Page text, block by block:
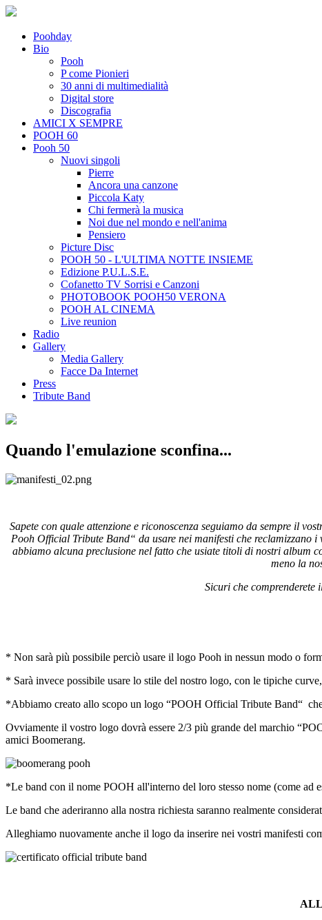
Poohday
Bio
Pooh
P come Pionieri
30 anni di multimedialità
Digital store
Discografia
AMICI X SEMPRE
POOH 60
Pooh 50
Nuovi singoli
Pierre
Ancora una canzone
Piccola Katy
Chi fermerà la musica
Noi due nel mondo e nell'anima
Pensiero
Picture Disc
POOH 50 - L'ULTIMA NOTTE INSIEME
Edizione P.U.L.S.E.
Cofanetto TV Sorrisi e Canzoni
PHOTOBOOK POOH50 VERONA
POOH AL CINEMA
Live reunion
Radio
Gallery
Media Gallery
Facce Da Internet
Press
Tribute Band
Quando l'emulazione sconfina...
Sapete con quale attenzione e riconoscenza seguiamo da sempre il
Pooh Official Tribute Band“ da usare nei manifesti che reclamizzano
abbiamo alcuna preclusione nel fatto che usiate titoli di nostri album
meno la
Sicuri che comprenderete
* Non sarà più possibile perciò usare il logo Pooh in nessun modo o
* Sarà invece possibile usare lo stile del nostro logo, con le tipiche
*Abbiamo creato allo scopo un logo “POOH Official Tribute Band“
Ovviamente il vostro logo dovrà essere 2/3 più grande del marchio
amici Boomerang.
*Le band con il nome POOH all'interno del loro stesso nome (come
Le band che aderiranno alla nostra richiesta saranno realmente
Alleghiamo nuovamente anche il logo da inserire nei vostri